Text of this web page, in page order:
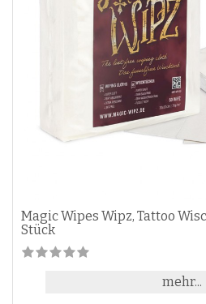
Magic Wipes Wipz, Tattoo
Stück
mehr...